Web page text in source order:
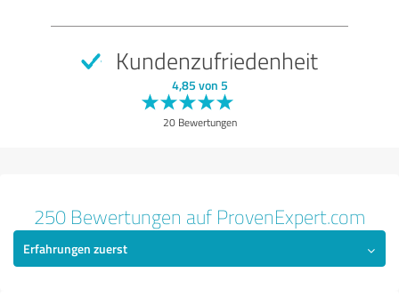
Kundenzufriedenheit
4,85 von 5
20 Bewertungen
250 Bewertungen auf ProvenExpert.com
Erfahrungen zuerst